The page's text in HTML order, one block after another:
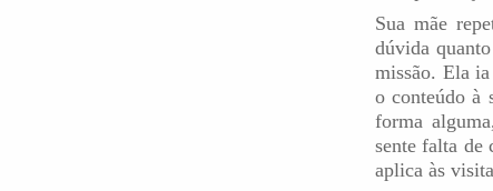
Sua mãe
dúvida
missão. Ela
o conteúdo à
forma
sente falta de
aplica às